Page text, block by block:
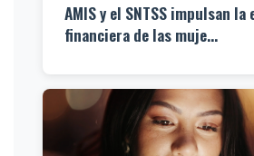
AMIS y el SNTSS impulsan la
financiera de las muje...